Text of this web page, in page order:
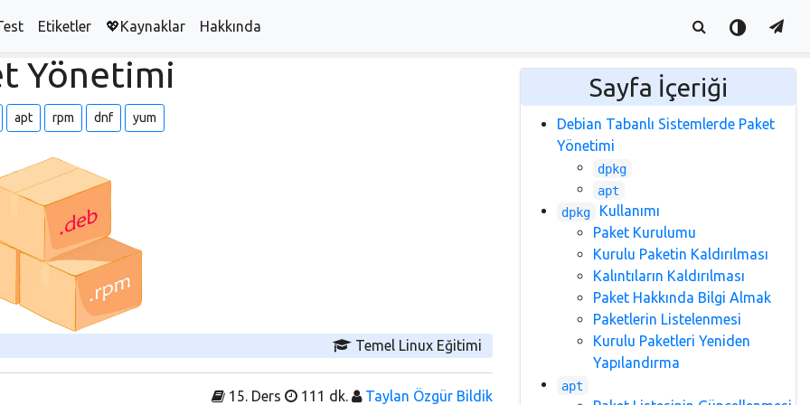
Etiketler 💖Kaynaklar Hakkında
Yönetimi
apt rpm dnf yum
Temel Linux Eğitimi
15. Ders 111 dk. Taylan Özgür Bildik
Sayfa İçeriği
Debian Tabanlı Sistemlerde Paket
Yönetimi
dpkg
apt
dpkg
Kullanımı
Paket Kurulumu
Kurulu Paketin Kaldırılması
Kalıntıların Kaldırılması
Paket Hakkında Bilgi Almak
Paketlerin Listelenmesi
Kurulu Paketleri Yeniden
Yapılandırma
apt